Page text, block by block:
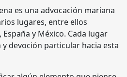
es una advocación mariana
lugares, entre ellos
y México. Cada lugar
devoción particular hacia esta